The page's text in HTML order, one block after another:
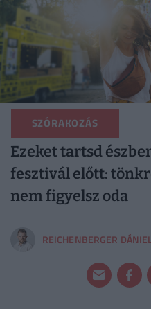
SZÓRAKOZÁS
Ezeket tartsd
fesztivál előtt:
nem figyelsz oda
REICHENBERGER DÁNIEL